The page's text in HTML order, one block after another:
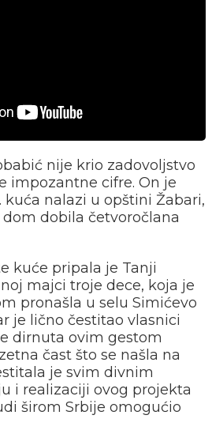
nije krio zadovoljstvo
impozantne cifre. On je
kuća nalazi u opštini Žabari,
dobila četvoročlana
kuće pripala je Tanji
majci troje dece, koja je
pronašla u selu Simićevo
je lično čestitao vlasnici
dirnuta ovim gestom
čast što se našla na
je svim divnim
i realizaciji ovog projekta
širom Srbije omogućio